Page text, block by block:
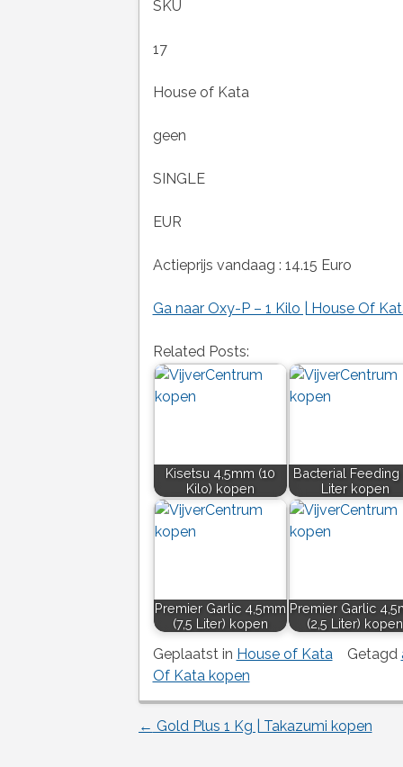
SKU
17
House of Kata
geen
SINGLE
EUR
Actieprijs vandaag : 14.15 Euro
Ga naar Oxy-P – 1 Kilo | House Of
Related Posts:
Kisetsu 4,5mm (10
Kilo) kopen
Bacterial Feeding
Liter kopen
Premier Garlic 4,5mm
(7,5 Liter) kopen
Premier Garlic
(2,5 Liter) kopen
Geplaatst in House of Kata Getagd
Of Kata kopen
Berichtnavigatie
← Gold Plus 1 Kg | Takazumi kopen